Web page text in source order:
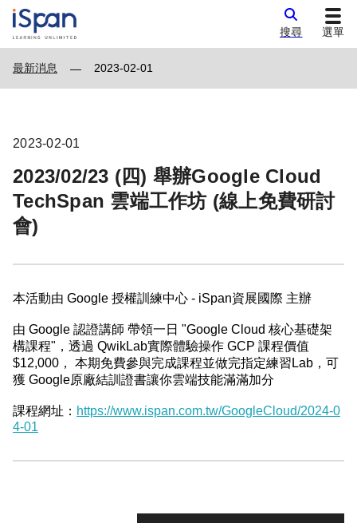
搜尋 選單
最新消息 — 2023-02-01
2023-02-01
2023/02/23 (四) 舉辦Google Cloud
TechSpan 雲端工作坊 (線上免費研討
會)
本活動由 Google 授權訓練中心 - iSpan資展國際 主辦
由 Google 認證講師 帶領一日 "Google Cloud 核心基礎架
構課程"，透過 QwikLab實際體驗操作 GCP 課程價值
$12,000， 本期免費參與完成課程並做完指定練習Lab，可
獲 Google原廠結訓證書讓你雲端技能滿滿加分
課程網址： https://www.ispan.com.tw/GoogleCloud/2024-0
4-01